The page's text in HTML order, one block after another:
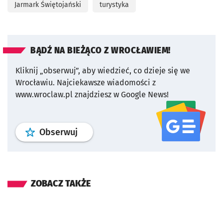
Jarmark Świętojański turystyka
BĄDŹ NA BIEŻĄCO Z WROCŁAWIEM!
Kliknij „obserwuj”, aby wiedzieć, co dzieje się we
Wrocławiu. Najciekawsze wiadomości z
www.wroclaw.pl znajdziesz w Google News!
Obserwuj profil serwisu
ZOBACZ TAKŻE